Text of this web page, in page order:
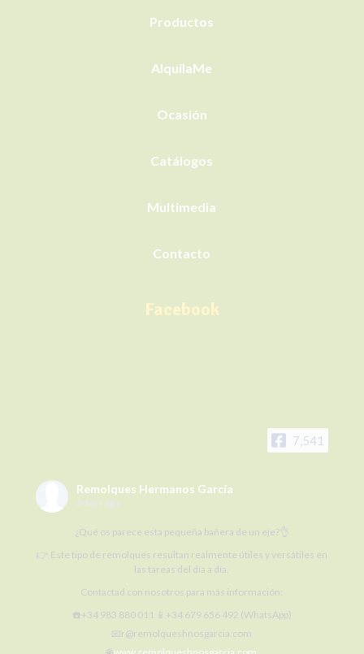
Productos
AlquílaMe
Ocasión
Catálogos
Multimedia
Contacto
Facebook
7,541
Remolques Hermanos García
3 days ago
¿Qué os parece esta pequeña bañera de un eje?👌
👉 Este tipo de remolques resultan realmente útiles y versátiles en
las tareas del día a día.
Contactad con nosotros para más información:
☎️+34 983 880 011 📱+34 679 656 492 (WhatsApp)
📧r@remolqueshnosgarcia.com